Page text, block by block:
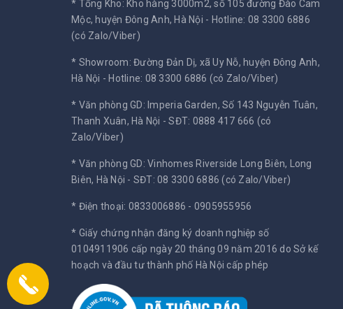
* Tổng Kho: Kho hàng 3000m2, số 105 đường Đào Cam
Mộc, huyện Đông Anh, Hà Nội - Hotline: 08 3300 6886
(có Zalo/Viber)
* Showroom: Đường Đản Dị, xã Uy Nỗ, huyện Đông Anh,
Hà Nội - Hotline: 08 3300 6886 (có Zalo/Viber)
* Văn phòng GD: Imperia Garden, Số 143 Nguyễn Tuân,
Thanh Xuân, Hà Nội -SĐT: 0888 417 666 (có
Zalo/Viber)
* Văn phòng GD: Vinhomes Riverside Long Biên, Long
Biên, Hà Nội - SĐT: 08 3300 6886 (có Zalo/Viber)
* Điện thoại: 0833006886 - 0905955956
* Giấy chứng nhận đăng ký doanh nghiệp số
0104911906 cấp ngày 20 tháng 09 năm 2016 do Sở kế
hoạch và đầu tư thành phố Hà Nội cấp phép